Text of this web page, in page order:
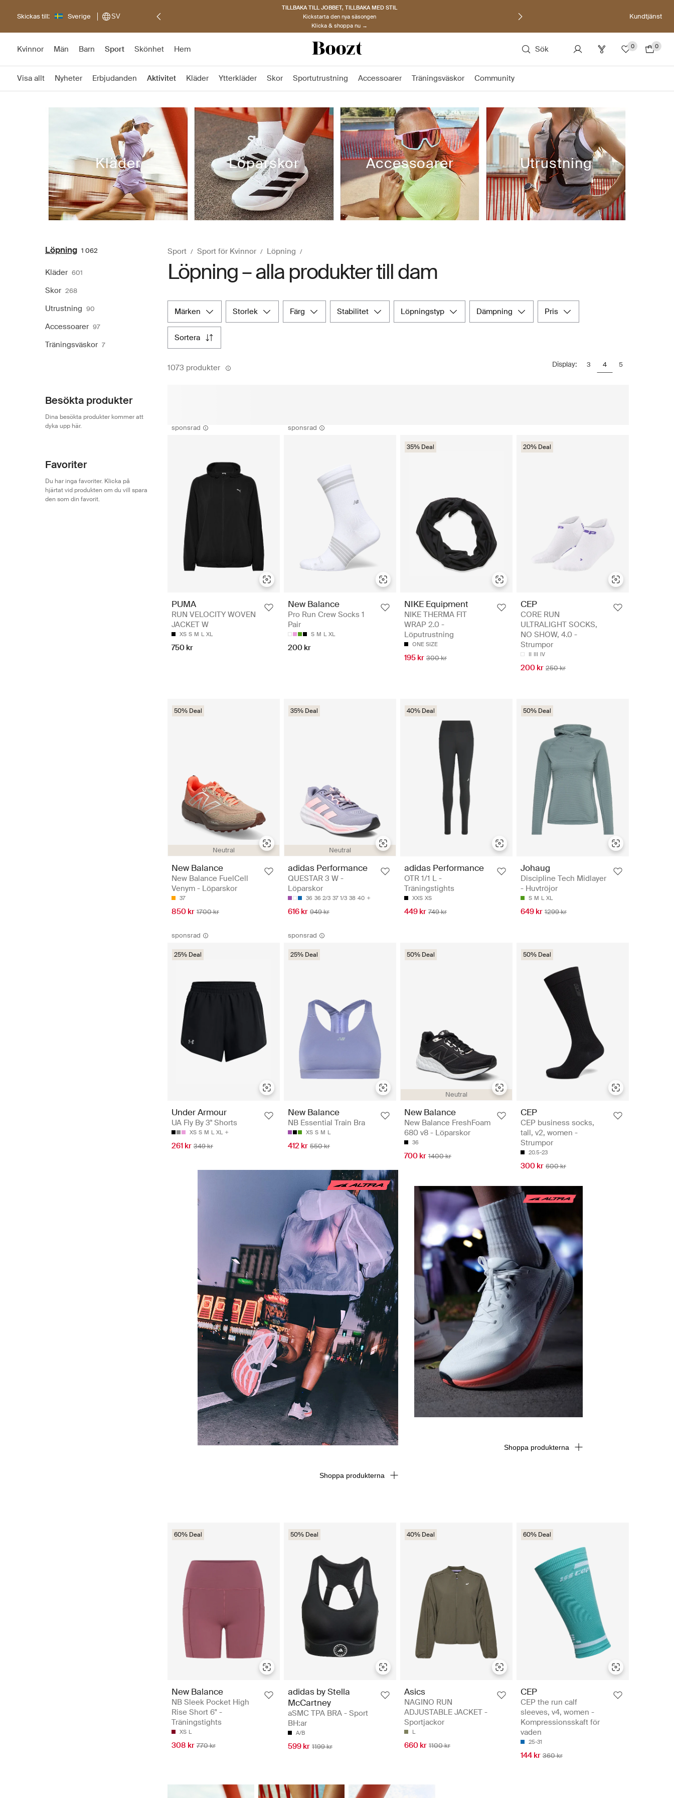
Skickas till: Sverige SV
UPPTÄCK SKANDINAVISKA MÄRKEN
Hitta dina nya favoriter nu
Klicka & shoppa →
Kundtjänst
Kvinnor Män Barn Sport Skönhet Hem Sök 0 0
Visa allt Nyheter Erbjudanden Aktivitet Kläder Ytterkläder Skor Sportutrustning Accessoarer Träningsväskor Community
Kläder Löparskor Accessoarer Utrustning
Löpning 1 062
Kläder 601
Skor 268
Utrustning 90
Accessoarer 97
Träningsväskor 7
Besökta produkter
Dina besökta produkter kommer att
dyka upp här.
Favoriter
Du har inga favoriter. Klicka på
hjärtat vid produkten om du vill spara
den som din favorit.
Sport Sport för Kvinnor Löpning
Löpning – alla produkter till dam
märken storlek färg stabilitet löpningstyp dämpning pris
sortera
1073 produkter Display: 3 4 5
sponsrad
PUMA
RUN VELOCITY WOVEN
JACKET W
XS S M L XL
750 kr
sponsrad
New Balance
Pro Run Crew Socks 1
Pair
S M L XL
200 kr
35% Deal
NIKE Equipment
NIKE THERMA FIT
WRAP 2.0 -
Löputrustning
ONE SIZE
195 kr 300 kr
20% Deal
CEP
CORE RUN
ULTRALIGHT SOCKS,
NO SHOW, 4.0 -
Strumpor
II III IV
200 kr 250 kr
Neutral
50% Deal
New Balance
New Balance FuelCell
Venym - Löparskor
37
850 kr 1700 kr
Neutral
35% Deal
adidas Performance
QUESTAR 3 W -
Löparskor
36 36 2/3 37 1/3 38 40
616 kr 949 kr
40% Deal
adidas Performance
OTR 1/1 L -
Träningstights
XXS XS
449 kr 749 kr
50% Deal
Johaug
Discipline Tech Midlayer
- Huvtröjor
S M L XL
649 kr 1299 kr
sponsrad
25% Deal
Under Armour
UA Fly By 3'' Shorts
XS S M L XL
261 kr 349 kr
sponsrad
25% Deal
New Balance
NB Essential Train Bra
XS S M L
412 kr 550 kr
Neutral
50% Deal
New Balance
New Balance FreshFoam
680 v8 - Löparskor
36
700 kr 1400 kr
50% Deal
CEP
CEP business socks,
tall, v2, women -
Strumpor
20.5-23
300 kr 600 kr
60% Deal
New Balance
NB Sleek Pocket High
Rise Short 6" -
Träningstights
XS L
308 kr 770 kr
50% Deal
adidas by Stella
McCartney
aSMC TPA BRA - Sport
BH:ar
A/B
599 kr 1199 kr
40% Deal
Asics
NAGINO RUN
ADJUSTABLE JACKET -
Sportjackor
L
660 kr 1100 kr
60% Deal
CEP
CEP the run calf
sleeves, v4, women -
Kompressionsskaft för
vaden
25-31
144 kr 360 kr
Shoppa produkterna
Shoppa produkterna